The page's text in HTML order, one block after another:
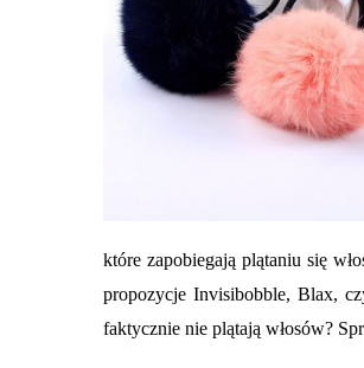
które zapobiegają plątaniu się
propozycje Invisibobble, Blax,
faktycznie nie plątają włosów?